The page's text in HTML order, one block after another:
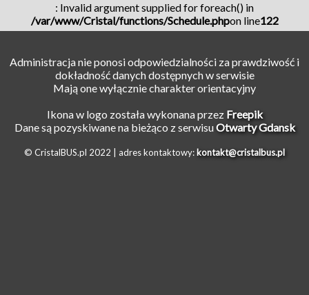
: Invalid argument supplied for foreach() in
/var/www/Cristal/functions/Schedule.phpon line122
Administracja nie ponosi odpowiedzialności za prawdziwość i
dokładność danych dostępnych w serwisie
Mają one wyłącznie charakter orientacyjny
Ikona w logo została wykonana przez Freepik
Dane są pozyskiwane na bieżąco z serwisuOtwarty Gdansk
© CristalBUS.pl 2022 | adres kontaktowy: kontakt@cristalbus.pl